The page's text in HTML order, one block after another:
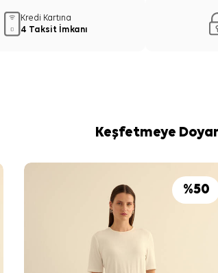
Kredi Kartına
4 Taksit İmkanı
Keşfetmeye
%50